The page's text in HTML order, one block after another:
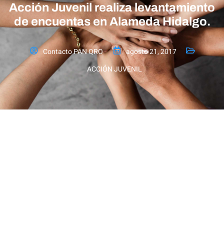
Acción Juvenil realiza levantamiento
de encuentas en Alameda Hidalgo.
Contacto PAN QRO
agosto 21, 2017
ACCIÓN JUVENIL